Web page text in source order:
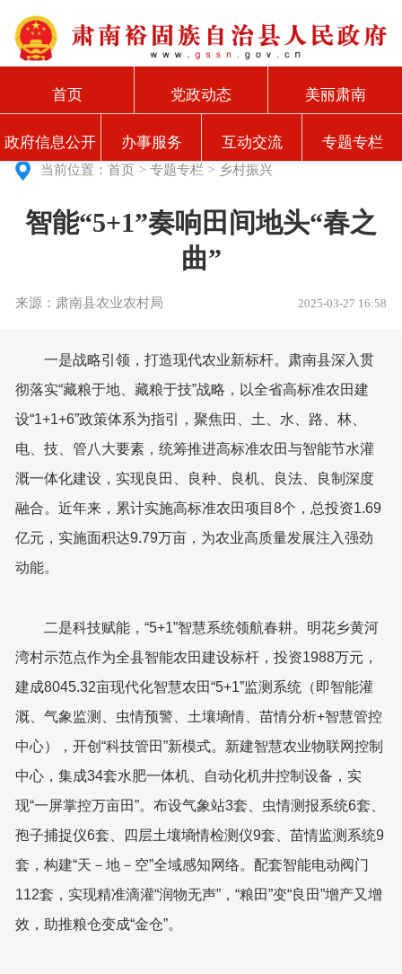
首页 党政动态 美丽肃南
政府信息公开 办事服务 互动交流 专题专栏
当前位置：首页 >专题专栏 > 乡村振兴
智能“5+1”奏响田间地头“春之
曲”
来源：肃南县农业农村局 2025-03-27 16:58
一是战略引领，打造现代农业新标杆。肃南县深入贯
彻落实“藏粮于地、藏粮于技”战略，以全省高标准农田建
设“1+1+6”政策体系为指引，聚焦田、土、水、路、林、
电、技、管八大要素，统筹推进高标准农田与智能节水灌
溉一体化建设，实现良田、良种、良机、良法、良制深度
融合。近年来，累计实施高标准农田项目8个，总投资1.69
亿元，实施面积达9.79万亩，为农业高质量发展注入强劲
动能。
二是科技赋能，“5+1”智慧系统领航春耕。明花乡黄河
湾村示范点作为全县智能农田建设标杆，投资1988万元，
建成8045.32亩现代化智慧农田“5+1”监测系统（即智能灌
溉、气象监测、虫情预警、土壤墒情、苗情分析+智慧管控
中心），开创“科技管田”新模式。新建智慧农业物联网控制
中心，集成34套水肥一体机、自动化机井控制设备，实
现“一屏掌控万亩田”。布设气象站3套、虫情测报系统6套、
孢子捕捉仪6套、四层土壤墒情检测仪9套、苗情监测系统9
套，构建“天－地－空”全域感知网络。配套智能电动阀门
112套，实现精准滴灌“润物无声”，“粮田”变“良田”增产又增
效，助推粮仓变成“金仓”。